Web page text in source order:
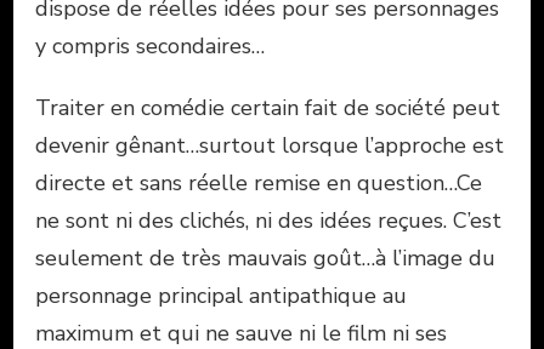
dispose de réelles idées pour ses personnages
y compris secondaires…
Traiter en comédie certain fait de société peut
devenir gênant…surtout lorsque l’approche est
directe et sans réelle remise en question…Ce
ne sont ni des clichés, ni des idées reçues. C’est
seulement de très mauvais goût…à l’image du
personnage principal antipathique au
maximum et qui ne sauve ni le film ni ses